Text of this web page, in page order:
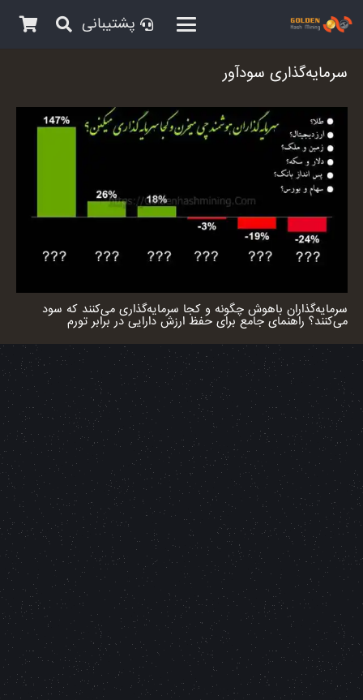
پشتیبانی
سرمایه‌گذاری سودآور
سرمایه‌گذاران باهوش چگونه و کجا سرمایه‌گذاری می‌کنند که سود
می‌کنند؟ راهنمای جامع برای حفظ ارزش دارایی در برابر تورم